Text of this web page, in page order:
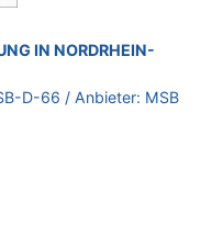
IN NORDRHEIN-
D-66 / Anbieter: MSB